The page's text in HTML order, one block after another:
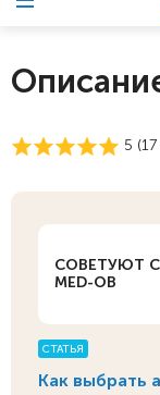
5 (17
СОВЕТУЮТ
MED-OB
СТАТЬЯ
Как выбрать